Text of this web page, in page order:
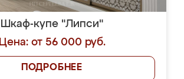
Шкаф-купе "Липси"
Цена: от 56 000 руб.
ПОДРОБНЕЕ